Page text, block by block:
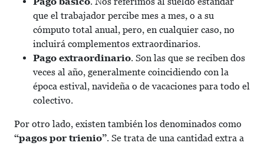
que el trabajador percibe mes a mes, o a su
cómputo total anual, pero, en cualquier caso, no
incluirá complementos extraordinarios.
Pago extraordinario. Son las que se reciben dos
veces al año, generalmente coincidiendo con la
época estival, navideña o de vacaciones para todo el
colectivo.
Por otro lado, existen también los denominados como
“pagos por trienio”. Se trata de una cantidad extra a